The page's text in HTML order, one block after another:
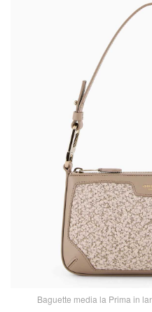
Baguette media la Prima in